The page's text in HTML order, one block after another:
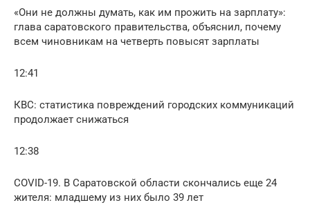
«Они не должны думать, как им прожить на зарплату»:
глава саратовского правительства, объяснил, почему
всем чиновникам на четверть повысят зарплаты
12:41
КВС: статистика повреждений городских коммуникаций
продолжает снижаться
12:38
COVID-19. В Саратовской области скончались еще 24
жителя: младшему из них было 39 лет